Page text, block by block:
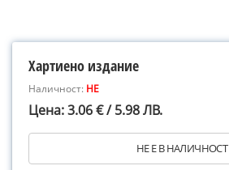
Хартиено издание
Наличност: НЕ
Цена: 3.06 € / 5.98 ЛВ.
НЕ Е В НАЛИЧНОСТ